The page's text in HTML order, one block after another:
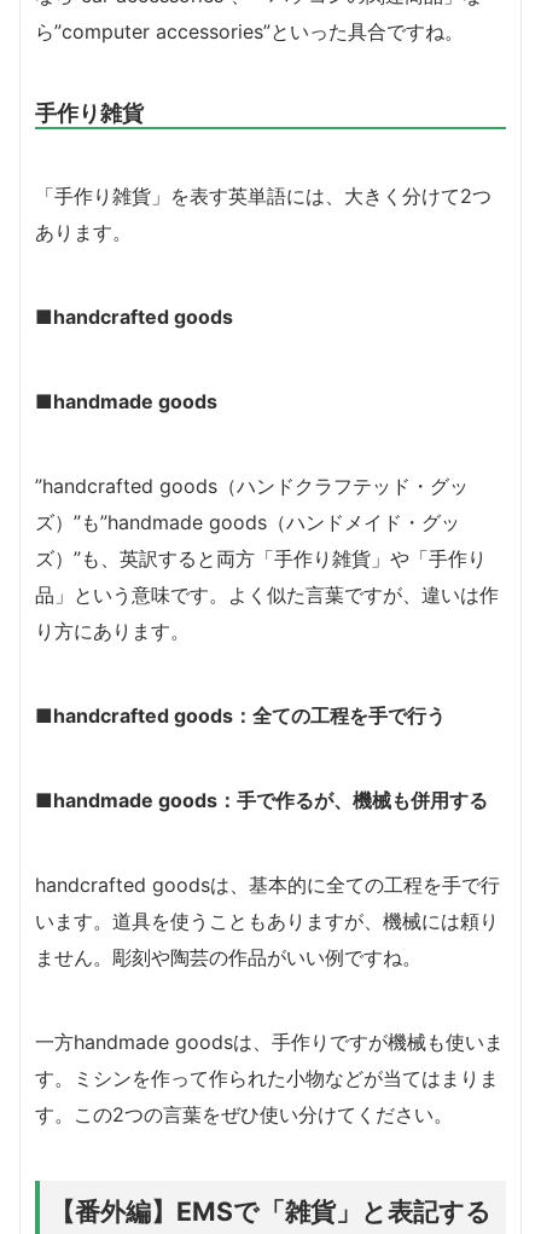
ら”computer accessories”といった具合ですね。
手作り雑貨
「手作り雑貨」を表す英単語には、大きく分けて2つ
あります。
■handcrafted goods
■handmade goods
”handcrafted goods（ハンドクラフテッド・グッ
ズ）”も”handmade goods（ハンドメイド・グッ
ズ）”も、英訳すると両方「手作り雑貨」や「手作り
品」という意味です。よく似た言葉ですが、違いは作
り方にあります。
■handcrafted goods：全ての工程を手で行う
■handmade goods：手で作るが、機械も併用する
handcrafted goodsは、基本的に全ての工程を手で行
います。道具を使うこともありますが、機械には頼り
ません。彫刻や陶芸の作品がいい例ですね。
一方handmade goodsは、手作りですが機械も使いま
す。ミシンを作って作られた小物などが当てはまりま
す。この2つの言葉をぜひ使い分けてください。
【番外編】EMSで「雑貨」と表記する